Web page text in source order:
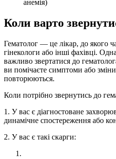
анемія)
Коли варто
Гематолог — це лікар, до якого
гінекологи або інші фахівці.
важливо звертатися до
ви помічаєте симптоми або
повторюються.
Коли потрібно звернутись до
1. У вас є діагностоване
динамічне спостереження або
2. У вас є такі скарги: